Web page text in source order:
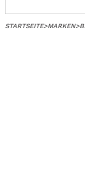
STARTSEITE>MARKEN>